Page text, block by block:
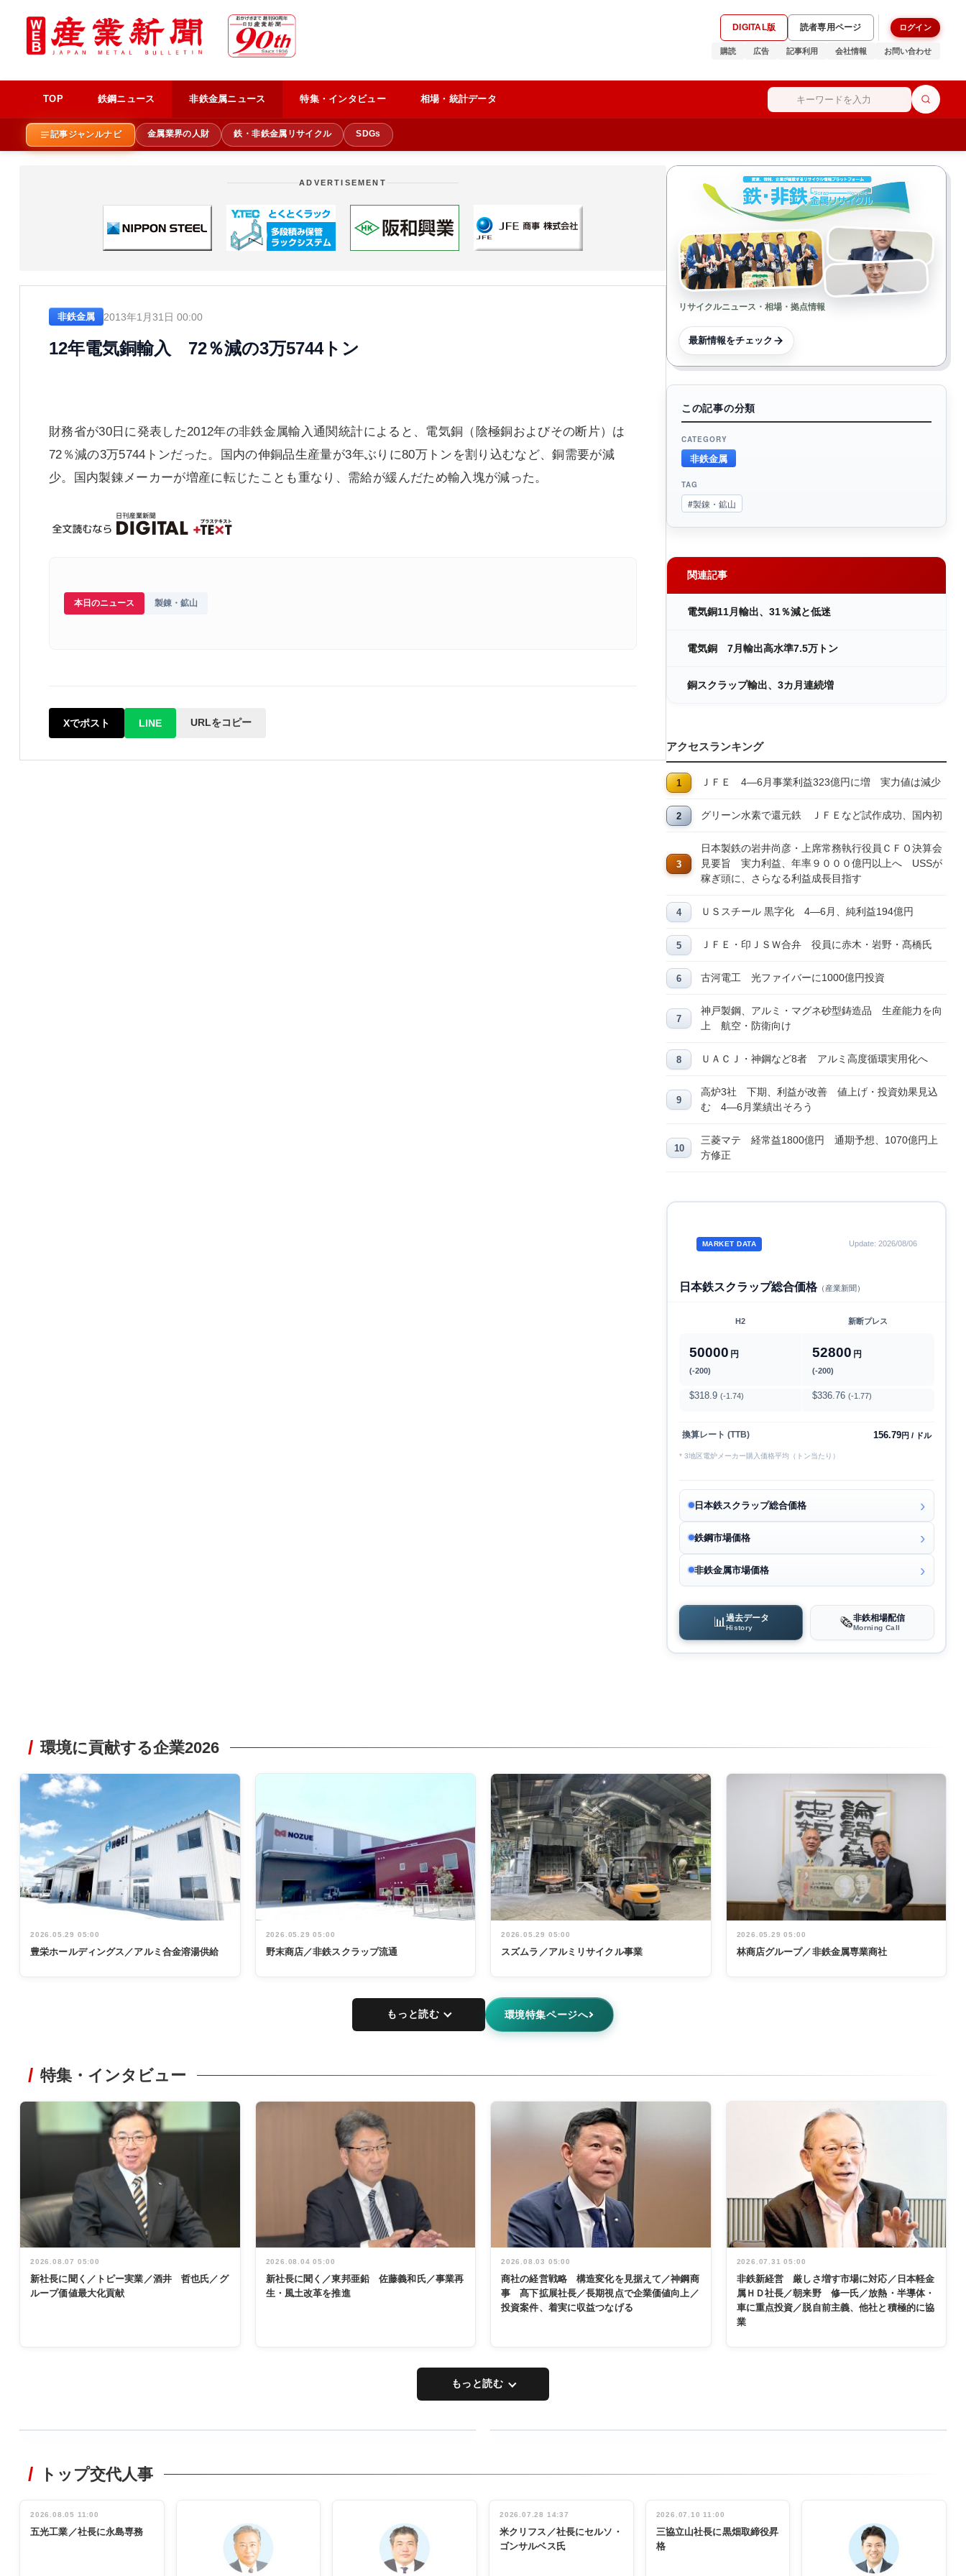
DIGITAL版 読者専用ページ ログイン
購読 広告 記事利用 会社情報 お問い合わせ
TOP 鉄鋼ニュース 非鉄金属ニュース 特集・インタビュー 相場・統計データ
記事ジャンルナビ 金属業界の人財 鉄・非鉄金属リサイクル SDGs
ADVERTISEMENT
非鉄金属 2013年1月31日 00:00
12年電気銅輸入 72％減の3万5744トン
財務省が30日に発表した2012年の非鉄金属輸入通関統計によると、電気銅（陰極銅およびその断片）は
72％減の3万5744トンだった。国内の伸銅品生産量が3年ぶりに80万トンを割り込むなど、銅需要が減
少。国内製錬メーカーが増産に転じたことも重なり、需給が緩んだため輸入塊が減った。
本日のニュース 製錬・鉱山
Xでポスト LINE URLをコピー
リサイクルニュース・相場・拠点情報
最新情報をチェック
この記事の分類
CATEGORY
非鉄金属
TAG
#製錬・鉱山
関連記事
電気銅11月輸出、31％減と低迷
電気銅 7月輸出高水準7.5万トン
銅スクラップ輸出、3カ月連続増
アクセスランキング
ＪＦＥ 4―6月事業利益323億円に増 実力値は減少
グリーン水素で還元鉄 ＪＦＥなど試作成功、国内初
日本製鉄の岩井尚彦・上席常務執行役員ＣＦＯ決算会
見要旨 実力利益、年率９０００億円以上へ USSが
稼ぎ頭に、さらなる利益成長目指す
ＵＳスチール 黒字化 4―6月、純利益194億円
ＪＦＥ・印ＪＳＷ合弁 役員に赤木・岩野・髙橋氏
古河電工 光ファイバーに1000億円投資
神戸製鋼、アルミ・マグネ砂型鋳造品 生産能力を向
上 航空・防衛向け
ＵＡＣＪ・神鋼など8者 アルミ高度循環実用化へ
高炉3社 下期、利益が改善 値上げ・投資効果見込
む 4―6月業績出そろう
三菱マテ 経常益1800億円 通期予想、1070億円上
方修正
MARKET DATA Update: 2026/08/06
日本鉄スクラップ総合価格（産業新聞）
H2 新断プレス
50000 円
(-200)
52800 円
(-200)
$318.9 (-1.74) $336.76 (-1.77)
換算レート (TTB) 156.79円 / ドル
* 3地区電炉メーカー購入価格平均（トン当たり）
日本鉄スクラップ総合価格
鉄鋼市場価格
非鉄金属市場価格
📊 過去データ
History 🗞️非鉄相場配信
Morning Call
環境に貢献する企業2026
2026.05.29 05:00
豊栄ホールディングス／アルミ合金溶湯供給
2026.05.29 05:00
野末商店／非鉄スクラップ流通
2026.05.29 05:00
スズムラ／アルミリサイクル事業
2026.05.29 05:00
林商店グループ／非鉄金属専業商社
もっと読む 環境特集ページへ
特集・インタビュー
2026.08.07 05:00
新社長に聞く／トピー実業／酒井 哲也氏／グ
ループ価値最大化貢献
2026.08.04 05:00
新社長に聞く／東邦亜鉛 佐藤義和氏／事業再
生・風土改革を推進
2026.08.03 05:00
商社の経営戦略 構造変化を見据えて／神鋼商
事 髙下拡展社長／長期視点で企業価値向上／
投資案件、着実に収益つなげる
2026.07.31 05:00
非鉄新経営 厳しさ増す市場に対応／日本軽金
属ＨＤ社長／朝来野 修一氏／放熱・半導体・
車に重点投資／脱自前主義、他社と積極的に協
業
もっと読む
非鉄業界で
管理職編
インタビュ
ー／社内ア
INTERVIEW
念祝う 業界
関係者ら220
人出席
トップ交代人事
2026.08.05 11:00
五光工業／社長に永島専務
2026.07.28 14:37
米クリフス／社長にセルソ・
ゴンサルベス氏
2026.07.10 11:00
三協立山社長に黒畑取締役昇
格